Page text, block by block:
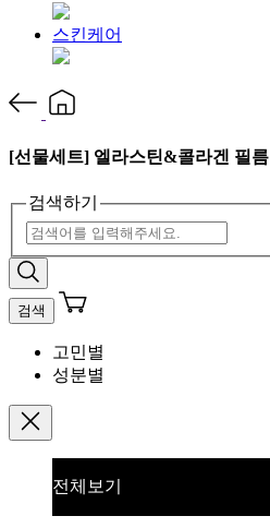
스킨케어
[선물세트] 엘라스틴&콜라겐 필름
검색하기
검색
고민별
성분별
전체보기